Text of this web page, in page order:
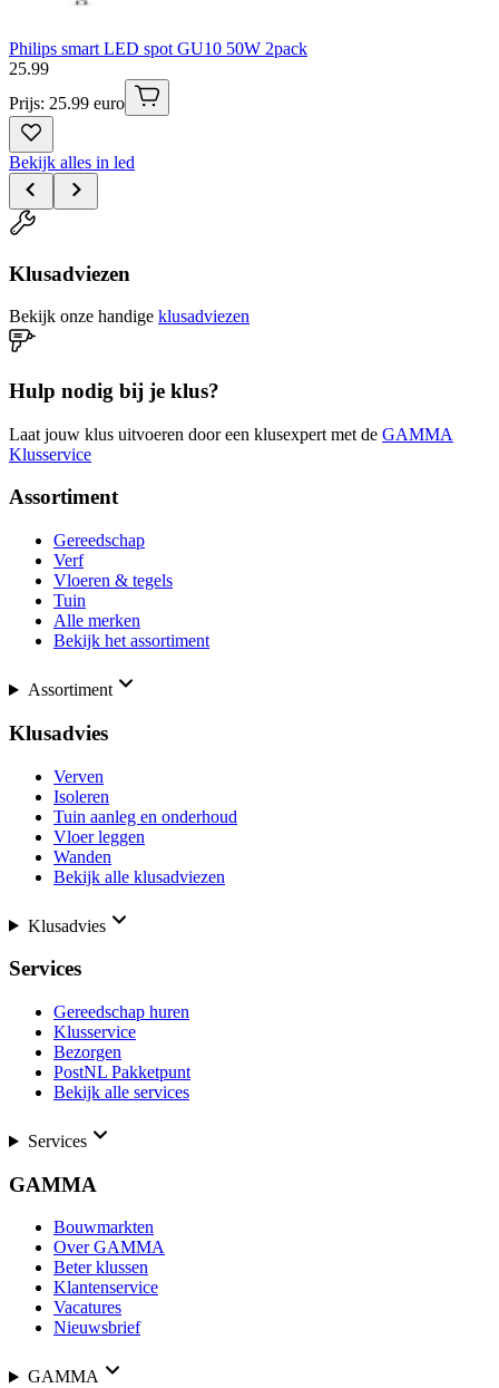
Philips smart LED spot GU10 50W 2pack
25.99
Prijs: 25.99 euro
Bekijk alles in led
Klusadviezen
Bekijk onze handige klusadviezen
Hulp nodig bij je klus?
Laat jouw klus uitvoeren door een klusexpert met de GAMMA
Klusservice
Assortiment
Gereedschap
Verf
Vloeren & tegels
Tuin
Alle merken
Bekijk het assortiment
Assortiment
Klusadvies
Verven
Isoleren
Tuin aanleg en onderhoud
Vloer leggen
Wanden
Bekijk alle klusadviezen
Klusadvies
Services
Gereedschap huren
Klusservice
Bezorgen
PostNL Pakketpunt
Bekijk alle services
Services
GAMMA
Bouwmarkten
Over GAMMA
Beter klussen
Klantenservice
Vacatures
Nieuwsbrief
GAMMA